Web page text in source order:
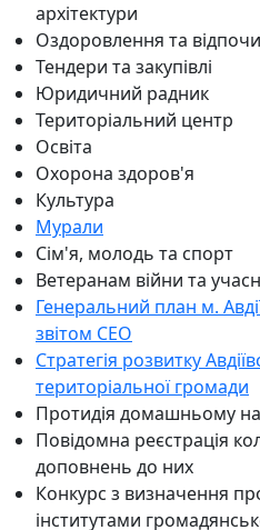
архітектури
Оздоровлення та
Тендери та закупівлі
Юридичний радник
Територіальний центр
Освіта
Охорона здоров'я
Культура
Мурали
Сім'я, молодь та спорт
Ветеранам війни та
Генеральний план м.
звітом СЕО
Стратегія розвитку
територіальної громади
Протидія домашньому
Повідомна реєстрація
доповнень до них
Конкурс з визначення
інститутами